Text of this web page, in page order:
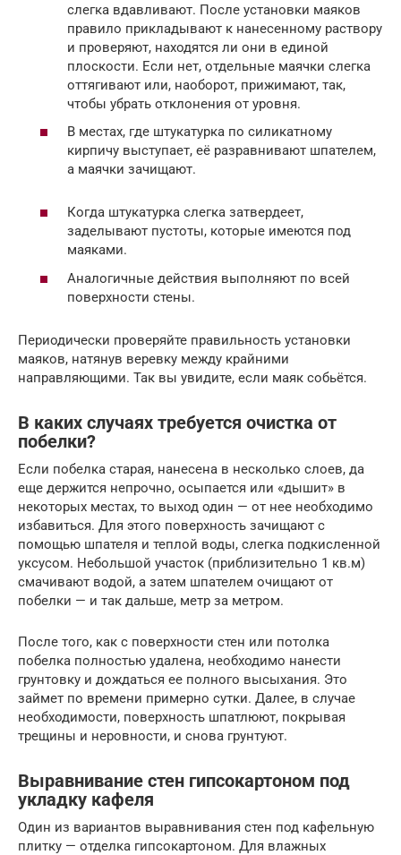
слегка вдавливают. После установки маяков
правило прикладывают к нанесенному раствору
и проверяют, находятся ли они в единой
плоскости. Если нет, отдельные маячки слегка
оттягивают или, наоборот, прижимают, так,
чтобы убрать отклонения от уровня.
В местах, где штукатурка по силикатному
кирпичу выступает, её разравнивают шпателем,
а маячки зачищают.
Когда штукатурка слегка затвердеет,
заделывают пустоты, которые имеются под
маяками.
Аналогичные действия выполняют по всей
поверхности стены.
Периодически проверяйте правильность установки
маяков, натянув веревку между крайними
направляющими. Так вы увидите, если маяк собьётся.
В каких случаях требуется очистка от
побелки?
Если побелка старая, нанесена в несколько слоев, да
еще держится непрочно, осыпается или «дышит» в
некоторых местах, то выход один — от нее необходимо
избавиться. Для этого поверхность зачищают с
помощью шпателя и теплой воды, слегка подкисленной
уксусом. Небольшой участок (приблизительно 1 кв.м)
смачивают водой, а затем шпателем очищают от
побелки — и так дальше, метр за метром.
После того, как с поверхности стен или потолка
побелка полностью удалена, необходимо нанести
грунтовку и дождаться ее полного высыхания. Это
займет по времени примерно сутки. Далее, в случае
необходимости, поверхность шпатлюют, покрывая
трещины и неровности, и снова грунтуют.
Выравнивание стен гипсокартоном под
укладку кафеля
Один из вариантов выравнивания стен под кафельную
плитку — отделка гипсокартоном. Для влажных